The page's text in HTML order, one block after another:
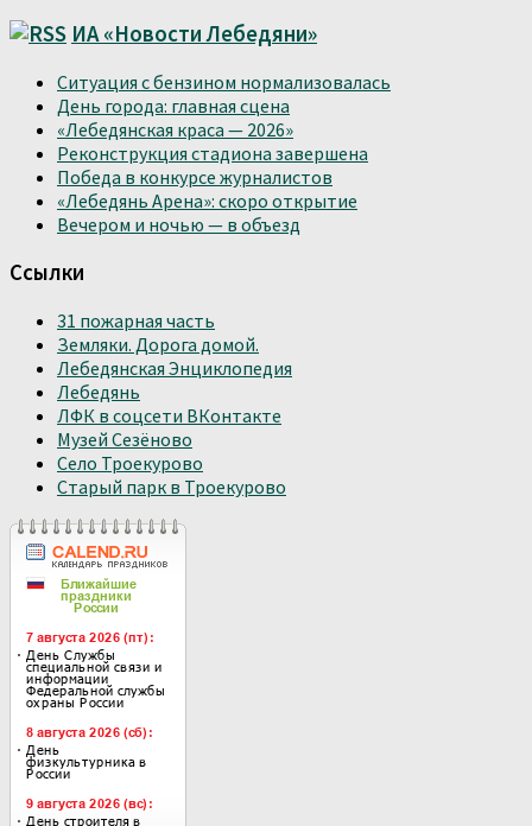
ИА «Новости Лебедяни»
Ситуация с бензином нормализовалась
День города: главная сцена
«Лебедянская краса — 2026»
Реконструкция стадиона завершена
Победа в конкурсе журналистов
«Лебедянь Арена»: скоро открытие
Вечером и ночью — в объезд
Ссылки
31 пожарная часть
Земляки. Дорога домой.
Лебедянская Энциклопедия
Лебедянь
ЛФК в соцсети ВКонтакте
Музей Сезёново
Село Троекурово
Старый парк в Троекурово